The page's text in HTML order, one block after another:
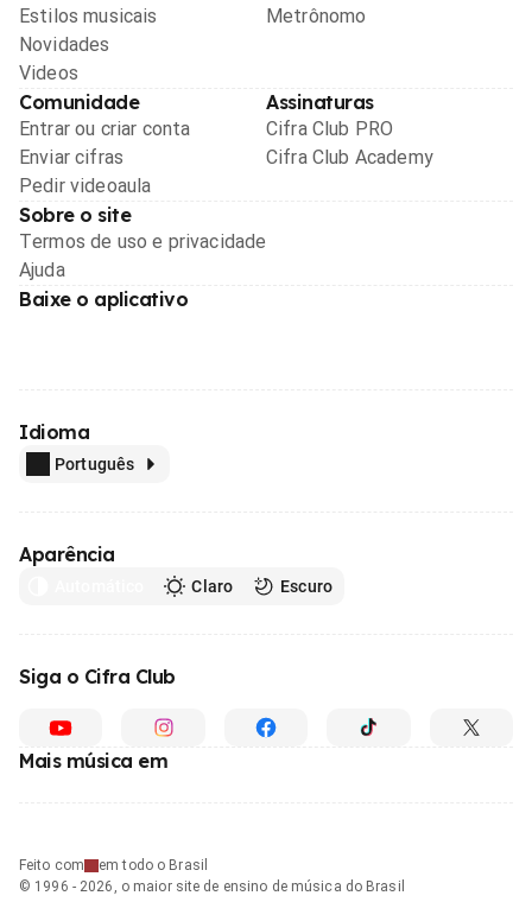
Estilos musicais
Novidades
Videos
Metrônomo
Comunidade
Entrar ou criar conta
Enviar cifras
Pedir videoaula
Assinaturas
Cifra Club PRO
Cifra Club Academy
Sobre o site
Termos de uso e privacidade
Ajuda
Baixe o aplicativo
Idioma
Português
Aparência
Claro Escuro
Siga o Cifra Club
Mais música em
Feito com
em todo o Brasil
© 1996 - 2026, o maior site de ensino de música do Brasil